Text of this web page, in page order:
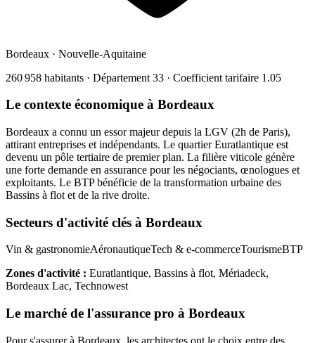
Bordeaux · Nouvelle-Aquitaine
260 958 habitants · Département 33 · Coefficient tarifaire 1.05
Le contexte économique à Bordeaux
Bordeaux a connu un essor majeur depuis la LGV (2h de Paris),
attirant entreprises et indépendants. Le quartier Euratlantique est
devenu un pôle tertiaire de premier plan. La filière viticole génère
une forte demande en assurance pour les négociants, œnologues et
exploitants. Le BTP bénéficie de la transformation urbaine des
Bassins à flot et de la rive droite.
Secteurs d'activité clés à Bordeaux
Vin & gastronomieAéronautiqueTech & e-commerceTourismeBTP
Zones d'activité : Euratlantique, Bassins à flot, Mériadeck,
Bordeaux Lac, Technowest
Le marché de l'assurance pro à Bordeaux
Pour s'assurer à Bordeaux , les architectes ont le choix entre des